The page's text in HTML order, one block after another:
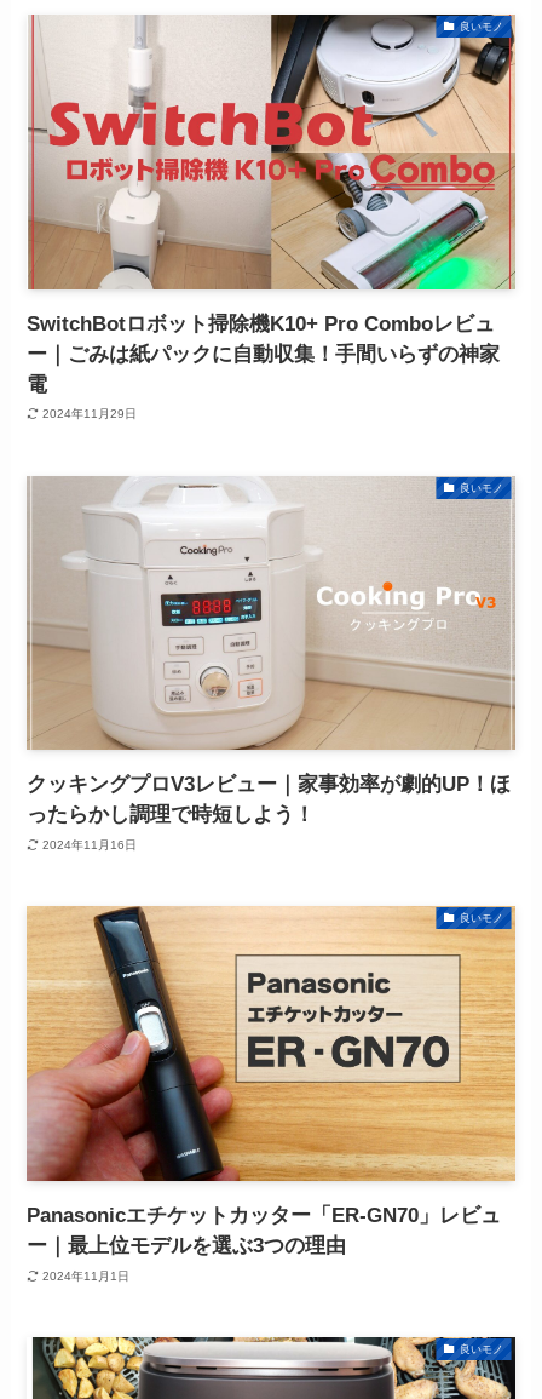
良いモノ
SwitchBotロボット掃除機K10+ Pro Comboレビュ
ー｜ごみは紙パックに自動収集！手間いらずの神家
電
2024年11月29日
良いモノ
クッキングプロV3レビュー｜家事効率が劇的UP！ほ
ったらかし調理で時短しよう！
2024年11月16日
良いモノ
Panasonicエチケットカッター「ER-GN70」レビュ
ー｜最上位モデルを選ぶ3つの理由
2024年11月1日
良いモノ